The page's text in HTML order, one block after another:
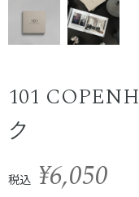
101
ク
税込 ¥6,050